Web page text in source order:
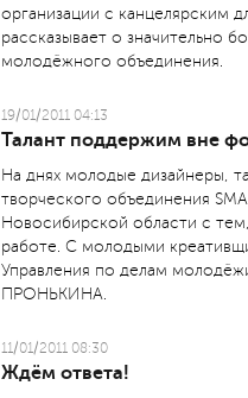
организации с канцелярским
рассказывает о значительно
молодёжного объединения.
19/01/2011 04:13
Талант поддержим вне
На днях молодые дизайнеры,
творческого объединения
Новосибирской области с
работе. С молодыми
Управления по делам
ПРОНЬКИНА.
11/01/2011 08:30
Ждём ответа!